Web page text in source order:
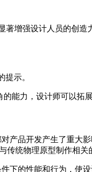
著增强设计人员的创
提示。
能力，设计师可以拓
产品开发产生了重大
传统物理原型制作相关
下的性能和行为，使